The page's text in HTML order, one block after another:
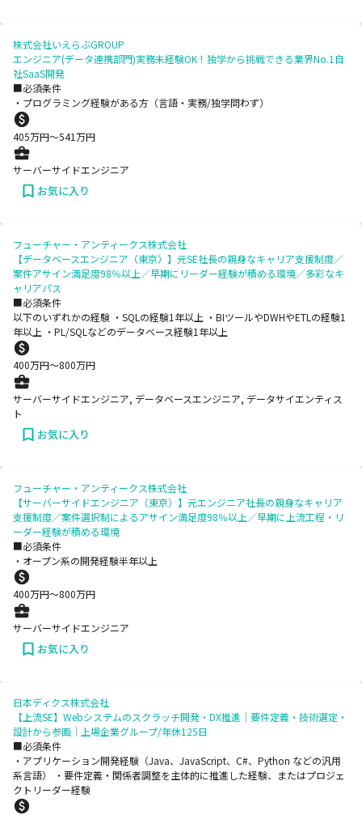
株式会社いえらぶGROUP
エンジニア(データ連携部門)実務未経験OK！独学から挑戦できる業界No.1自
社SaaS開発
■必須条件
・プログラミング経験がある方（言語・実務/独学問わず）
405万円〜541万円
サーバーサイドエンジニア
お気に入り
フューチャー・アンティークス株式会社
【データベースエンジニア（東京）】元SE社長の親身なキャリア支援制度／
案件アサイン満足度98％以上／早期にリーダー経験が積める環境／多彩なキ
ャリアパス
■必須条件
以下のいずれかの経験 ・SQLの経験1年以上 ・BIツールやDWHやETLの経験1
年以上 ・PL/SQLなどのデータベース経験1年以上
400万円〜800万円
サーバーサイドエンジニア, データベースエンジニア, データサイエンティス
ト
お気に入り
フューチャー・アンティークス株式会社
【サーバーサイドエンジニア（東京）】元エンジニア社長の親身なキャリア
支援制度／案件選択制によるアサイン満足度98％以上／早期に上流工程・リ
ーダー経験が積める環境
■必須条件
・オープン系の開発経験半年以上
400万円〜800万円
サーバーサイドエンジニア
お気に入り
日本ディクス株式会社
【上流SE】Webシステムのスクラッチ開発・DX推進｜要件定義・技術選定・
設計から参画｜上場企業グループ/年休125日
■必須条件
・アプリケーション開発経験（Java、JavaScript、C#、Python などの汎用
系言語） ・要件定義・関係者調整を主体的に推進した経験、またはプロジェ
クトリーダー経験